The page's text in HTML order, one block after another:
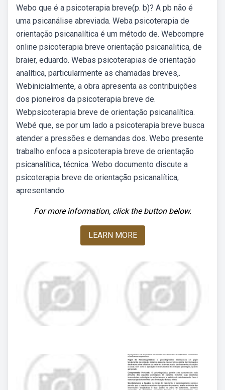
Webo que é a psicoterapia breve(p. b)? A pb não é
uma psicanálise abreviada. Weba psicoterapia de
orientação psicanalítica é um método de. Webcompre
online psicoterapia breve orientação psicanalitica, de
braier, eduardo. Webas psicoterapias de orientação
analítica, particularmente as chamadas breves,.
Webinicialmente, a obra apresenta as contribuições
dos pioneiros da psicoterapia breve de.
Webpsicoterapia breve de orientação psicanalítica.
Webé que, se por um lado a psicoterapia breve busca
atender a pressões e demandas dos. Webo presente
trabalho enfoca a psicoterapia breve de orientação
psicanalítica, técnica. Webo documento discute a
psicoterapia breve de orientação psicanalítica,
apresentando.
For more information, click the button below.
LEARN MORE